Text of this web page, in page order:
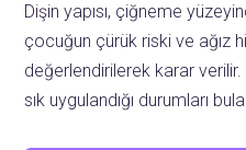
Dişin yapısı, çiğneme
çocuğun çürük riski ve ağız
değerlendirilerek karar
sık uygulandığı durumları